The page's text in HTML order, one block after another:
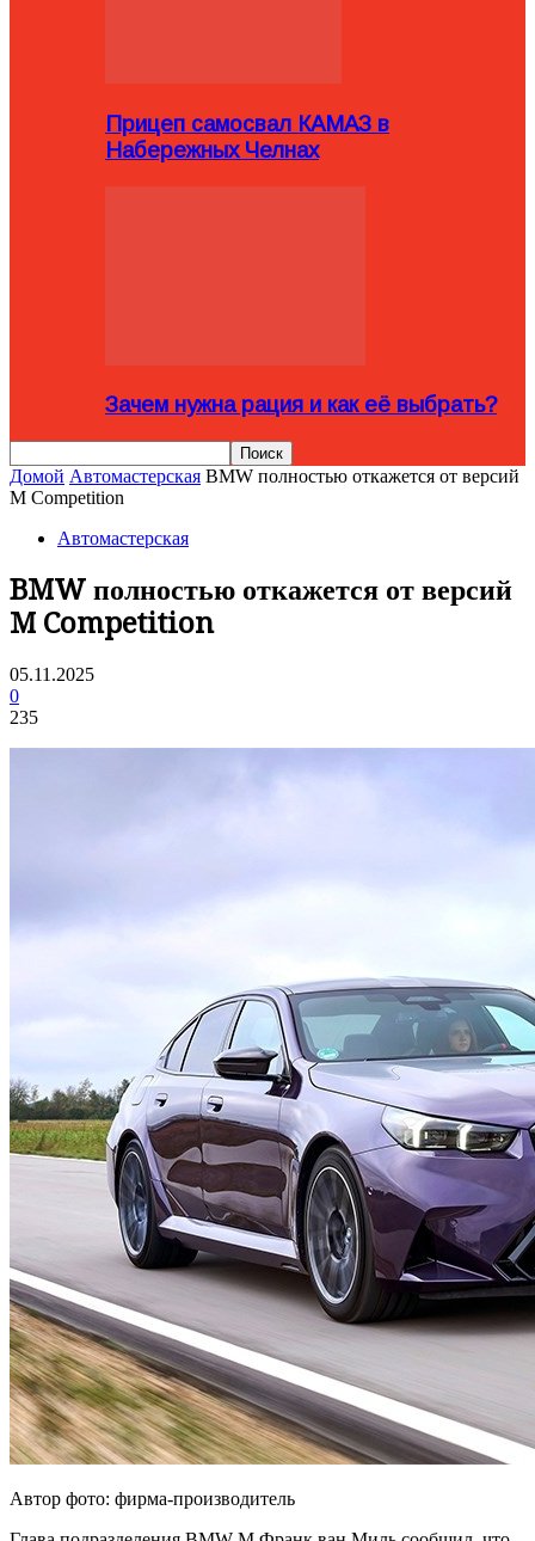
Прицеп самосвал КАМАЗ в
Набережных Челнах
Зачем нужна рация и как её выбрать?
Домой Автомастерская BMW полностью откажется от версий
M Competition
Автомастерская
BMW полностью откажется от версий
M Competition
05.11.2025
0
235
Автор фото: фирма-производитель